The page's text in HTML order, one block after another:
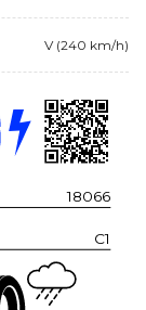
V (240 km/h)
18066
C1